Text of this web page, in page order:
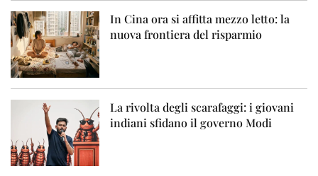
In Cina ora si affitta mezzo letto: la
nuova frontiera del risparmio
La rivolta degli scarafaggi: i giovani
indiani sfidano il governo Modi